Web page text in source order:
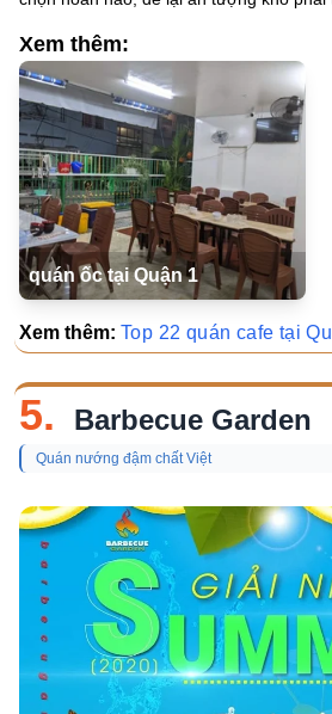
Xem thêm:
quán ốc tại Quận 1
Xem thêm: Top 22 quán cafe tại
5. Barbecue Garden
Quán nướng đậm chất Việt